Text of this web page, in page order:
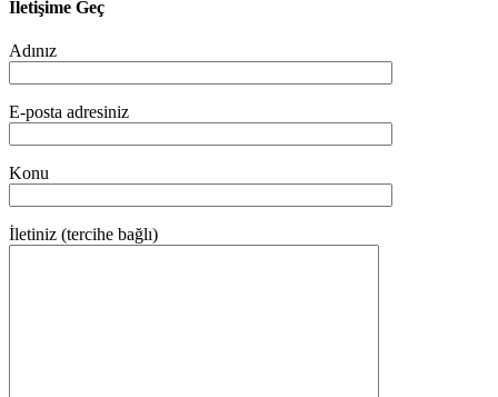
İletişime Geç
Adınız
E-posta adresiniz
Konu
İletiniz (tercihe bağlı)